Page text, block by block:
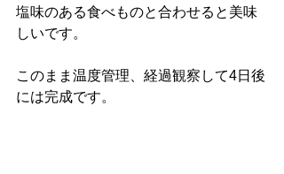
塩味のある食べものと合わせると美味
しいです。
このまま温度管理、経過観察して4日後
には完成です。